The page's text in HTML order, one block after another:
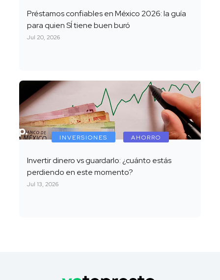
Préstamos confiables en México 2026: la guía
para quien SÍ tiene buen buró
Jul 20, 2026
INVERSIONES AHORRO
Invertir dinero vs guardarlo: ¿cuánto estás
perdiendo en este momento?
Jul 13, 2026